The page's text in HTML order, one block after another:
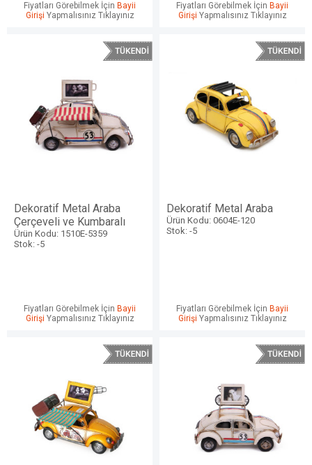
Fiyatları Görebilmek İçin Bayii
Girişi Yapmalısınız Tıklayınız
Fiyatları Görebilmek İçin Bayii
Girişi Yapmalısınız Tıklayınız
Dekoratif Metal Araba
Çerçeveli ve Kumbaralı
Ürün Kodu: 1510E-5359
Stok: -5
Fiyatları Görebilmek İçin Bayii
Girişi Yapmalısınız Tıklayınız
Dekoratif Metal Araba
Ürün Kodu: 0604E-120
Stok: -5
Fiyatları Görebilmek İçin Bayii
Girişi Yapmalısınız Tıklayınız